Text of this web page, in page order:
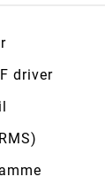
driver